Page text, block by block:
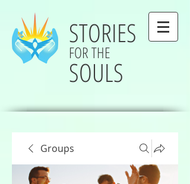
STORIES
FOR THE
SOULS
Groups